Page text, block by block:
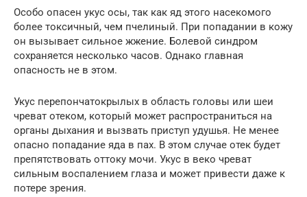
Особо опасен укус осы, так как яд этого насекомого
более токсичный, чем пчелиный. При попадании в кожу
он вызывает сильное жжение. Болевой синдром
сохраняется несколько часов. Однако главная
опасность не в этом.
Укус перепончатокрылых в область головы или шеи
чреват отеком, который может распространиться на
органы дыхания и вызвать приступ удушья. Не менее
опасно попадание яда в пах. В этом случае отек будет
препятствовать оттоку мочи. Укус в веко чреват
сильным воспалением глаза и может привести даже к
потере зрения.